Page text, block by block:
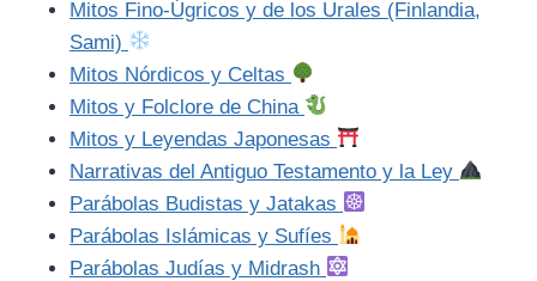
Mitos Fino-Úgricos y de los Urales (Finlandia,
Sami)
Mitos Nórdicos y Celtas
Mitos y Folclore de China
Mitos y Leyendas Japonesas
Narrativas del Antiguo Testamento y la Ley
Parábolas Budistas y Jatakas
Parábolas Islámicas y Sufíes
Parábolas Judías y Midrash